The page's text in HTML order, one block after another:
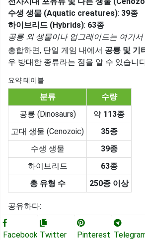
수생 생물 (Aquatic creatures): 39종
하이브리드 (Hybrids): 63종
공룡 외 생물이나 업그레이드는 여기
총합하면, 단일 게임 내에서 공룡 및 기
우 방대한 종류라는 점을 알 수 있습니
요약 테이블
분류
수량
공룡 (Dinosaurs)
약 113종
고대 생물 (Cenozoic)
35종
수생 생물
39종
하이브리드
63종
총 유형 수
250종 이상
공유하다:
Facebook Twitter Pinterest